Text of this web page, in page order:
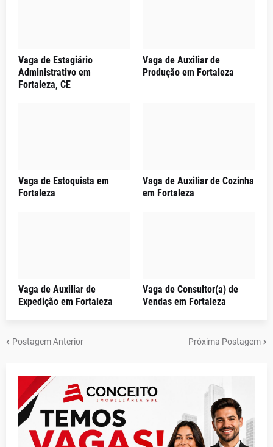
Vaga de Estagiário
Administrativo em
Fortaleza, CE
Vaga de Auxiliar de
Produção em Fortaleza
Vaga de Estoquista em
Fortaleza
Vaga de Auxiliar de Cozinha
em Fortaleza
Vaga de Auxiliar de
Expedição em Fortaleza
Vaga de Consultor(a) de
Vendas em Fortaleza
Postagem Anterior Próxima Postagem